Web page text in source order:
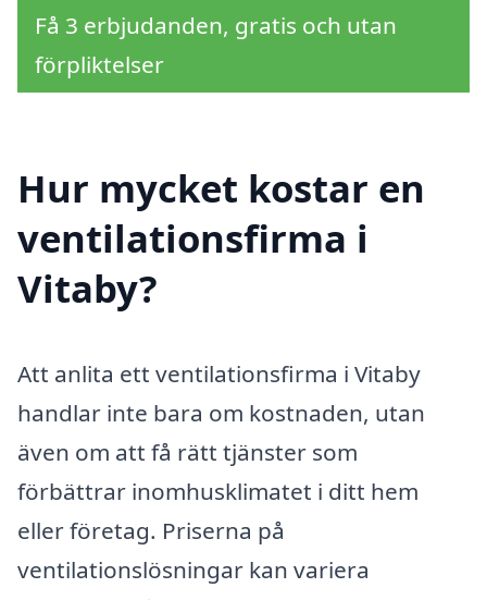
Få 3 erbjudanden, gratis och utan
förpliktelser
Hur mycket kostar en
ventilationsfirma i
Vitaby?
Att anlita ett ventilationsfirma i Vitaby
handlar inte bara om kostnaden, utan
även om att få rätt tjänster som
förbättrar inomhusklimatet i ditt hem
eller företag. Priserna på
ventilationslösningar kan variera